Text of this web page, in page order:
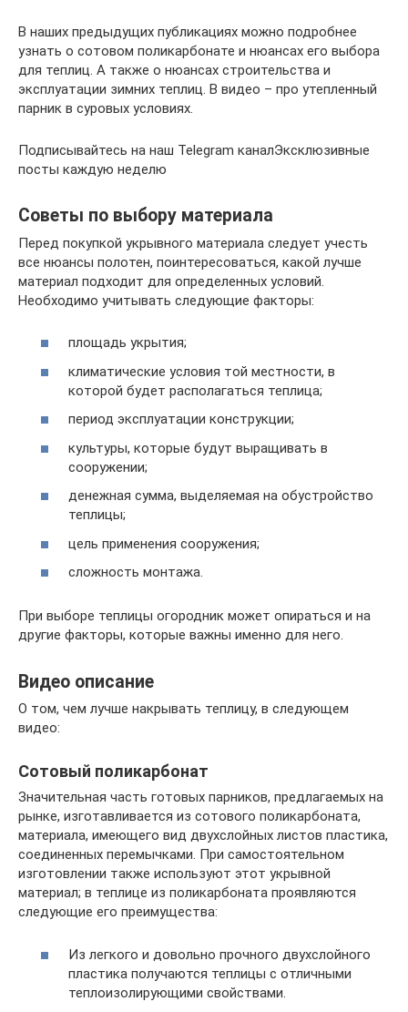
В наших предыдущих публикациях можно подробнее
узнать о сотовом поликарбонате и нюансах его выбора
для теплиц. А также о нюансах строительства и
эксплуатации зимних теплиц. В видео – про утепленный
парник в суровых условиях.
Подписывайтесь на наш Telegram каналЭксклюзивные
посты каждую неделю
Советы по выбору материала
Перед покупкой укрывного материала следует учесть
все нюансы полотен, поинтересоваться, какой лучше
материал подходит для определенных условий.
Необходимо учитывать следующие факторы:
площадь укрытия;
климатические условия той местности, в
которой будет располагаться теплица;
период эксплуатации конструкции;
культуры, которые будут выращивать в
сооружении;
денежная сумма, выделяемая на обустройство
теплицы;
цель применения сооружения;
сложность монтажа.
При выборе теплицы огородник может опираться и на
другие факторы, которые важны именно для него.
Видео описание
О том, чем лучше накрывать теплицу, в следующем
видео:
Сотовый поликарбонат
Значительная часть готовых парников, предлагаемых на
рынке, изготавливается из сотового поликарбоната,
материала, имеющего вид двухслойных листов пластика,
соединенных перемычками. При самостоятельном
изготовлении также используют этот укрывной
материал; в теплице из поликарбоната проявляются
следующие его преимущества:
Из легкого и довольно прочного двухслойного
пластика получаются теплицы с отличными
теплоизолирующими свойствами.